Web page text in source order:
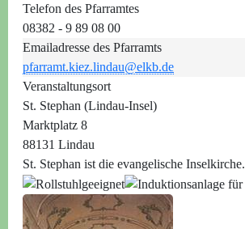
Telefon des Pfarramtes
08382 - 9 89 08 00
Emailadresse des Pfarramts
pfarramt.kiez.lindau@elkb.de
Veranstaltungsort
St. Stephan (Lindau-Insel)
Marktplatz 8
88131 Lindau
St. Stephan ist die evangelische Inselkirche.